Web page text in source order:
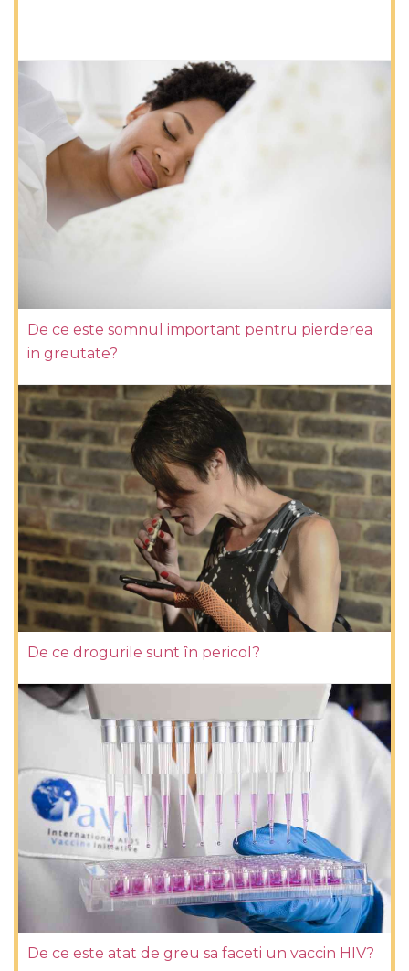
De ce este somnul important pentru pierderea
in greutate?
De ce drogurile sunt în pericol?
De ce este atat de greu sa faceti un vaccin HIV?